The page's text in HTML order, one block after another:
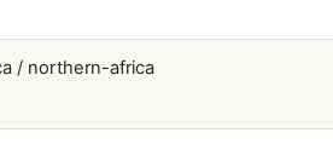
/ northern-africa